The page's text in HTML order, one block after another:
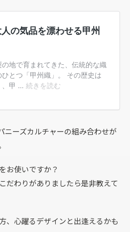
ニーズカルチャーの組み合わせが
お使いですか？
だわりがありましたら是非教えて
、心躍るデザインと出逢えるかも